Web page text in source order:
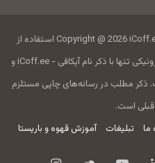
تمام حقوق برای آیکافی محفوظ است Copyright @ 2026 iCoff.ee استفاده از
مطالب در دیگر سایت‌ها و رسانه‌های الکترونیکی تنها با ذکر نام آیکافی - iCoff.ee و
ذکر مطلب در رسانه‌های چاپی مستلزم
است.
ما تبلیغات آموزش قهوه و باریستا